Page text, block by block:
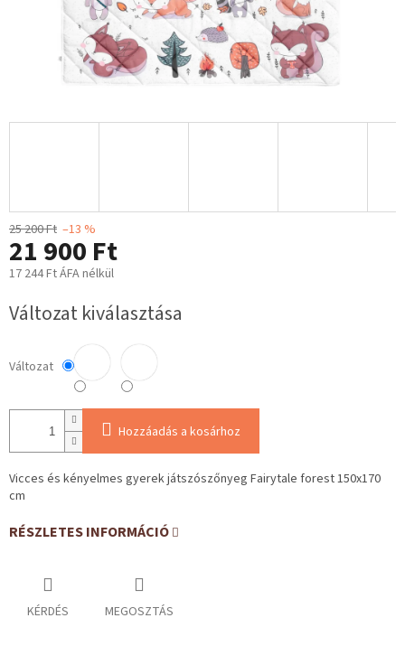
25 200 Ft –13 %
21 900 Ft
17 244 Ft ÁFA nélkül
Változat kiválasztása
Változat
Hozzáadás a kosárhoz
Vicces és kényelmes gyerek játszószőnyeg Fairytale forest 150x170
cm
RÉSZLETES INFORMÁCIÓ
KÉRDÉS MEGOSZTÁS